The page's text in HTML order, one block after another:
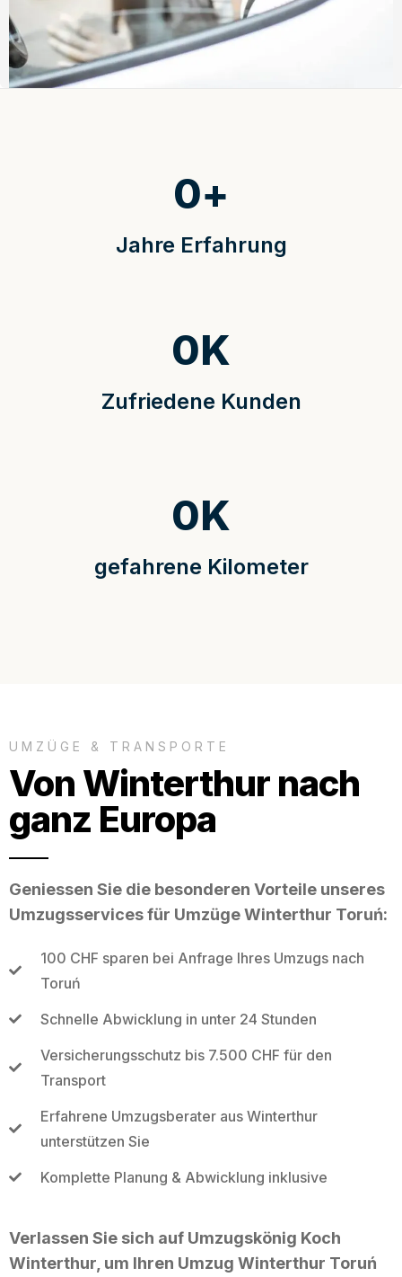
Jahre Erfahrung
0+
Zufriedene Kunden
0K
gefahrene Kilometer
0K
UMZÜGE & TRANSPORTE
Von Winterthur nach
ganz Europa
Geniessen Sie die besonderen Vorteile unseres
Umzugsservices für Umzüge Winterthur Toruń:
100 CHF sparen bei Anfrage Ihres Umzugs nach
Toruń
Schnelle Abwicklung in unter 24 Stunden
Versicherungsschutz bis 7.500 CHF für den
Transport
Erfahrene Umzugsberater aus Winterthur
unterstützen Sie
Komplette Planung & Abwicklung inklusive
Verlassen Sie sich auf Umzugskönig Koch
Winterthur, um Ihren Umzug Winterthur Toruń